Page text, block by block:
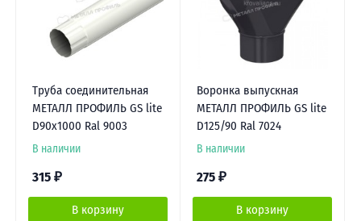
Труба соединительная
МЕТАЛЛ ПРОФИЛЬ GS lite
D90х1000 Ral 9003
В наличии
315 ₽
В корзину
Воронка выпускная
МЕТАЛЛ ПРОФИЛЬ GS lite
D125/90 Ral 7024
В наличии
275 ₽
В корзину